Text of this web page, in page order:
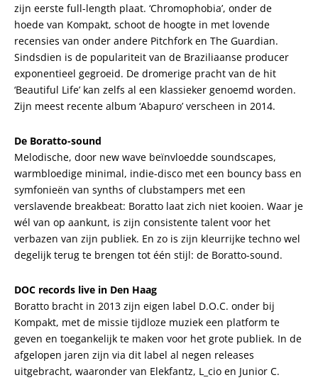
zijn eerste full-length plaat. ‘Chromophobia’, onder de
hoede van Kompakt, schoot de hoogte in met lovende
recensies van onder andere Pitchfork en The Guardian.
Sindsdien is de populariteit van de Braziliaanse producer
exponentieel gegroeid. De dromerige pracht van de hit
‘Beautiful Life’ kan zelfs al een klassieker genoemd worden.
Zijn meest recente album ‘Abapuro’ verscheen in 2014.
De Boratto-sound
Melodische, door new wave beïnvloedde soundscapes,
warmbloedige minimal, indie-disco met een bouncy bass en
symfonieën van synths of clubstampers met een
verslavende breakbeat: Boratto laat zich niet kooien. Waar je
wél van op aankunt, is zijn consistente talent voor het
verbazen van zijn publiek. En zo is zijn kleurrijke techno wel
degelijk terug te brengen tot één stijl: de Boratto-sound.
DOC records live in Den Haag
Boratto bracht in 2013 zijn eigen label D.O.C. onder bij
Kompakt, met de missie tijdloze muziek een platform te
geven en toegankelijk te maken voor het grote publiek. In de
afgelopen jaren zijn via dit label al negen releases
uitgebracht, waaronder van Elekfantz, L_cio en Junior C.